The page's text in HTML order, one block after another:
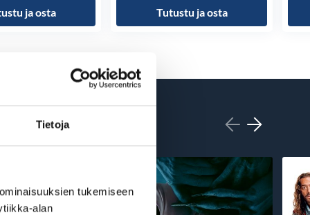
Tietoja
tukemiseen
alan
ja osta Tutustu ja osta